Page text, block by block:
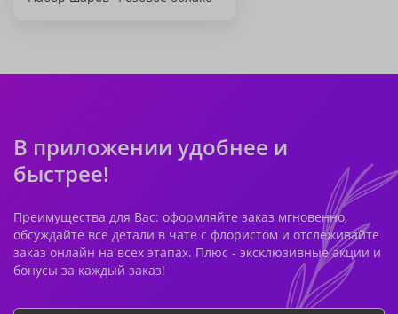
В приложении удобнее и
быстрее!
Преимущества для Вас: оформляйте заказ мгновенно,
обсуждайте все детали в чате с флористом и отслеживайте
заказ онлайн на всех этапах. Плюс - эксклюзивные акции и
бонусы за каждый заказ!